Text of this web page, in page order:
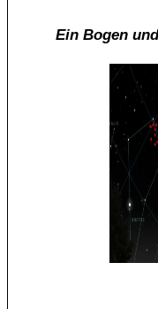
Ein Bogen